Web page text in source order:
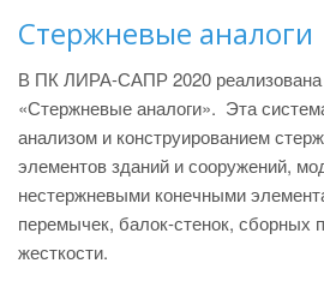
Стержневые аналоги
В ПК ЛИРА-САПР 2020 реализована
«Стержневые аналоги». Эта
анализом и конструированием
элементов зданий и сооружений,
нестержневыми конечными
перемычек, балок-стенок, сборных
жесткости.